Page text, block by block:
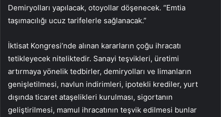
Demiryolları yapılacak, otoyollar döşenecek. “Emtia
taşımacılığı ucuz tarifelerle sağlanacak.”
İktisat Kongresi’nde alınan kararların çoğu ihracatı
tetikleyecek niteliktedir. Sanayi teşvikleri, üretimi
artırmaya yönelik tedbirler, demiryolları ve limanların
genişletilmesi, navlun indirimleri, ipotekli krediler, yurt
dışında ticaret ataşelikleri kurulması, sigortanın
geliştirilmesi, mamul ihracatının teşvik edilmesi bunlar